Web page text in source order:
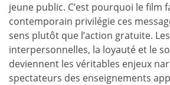
jeune public. C’est pourquoi le film
contemporain privilégie ces
sens plutôt que l’action gratuite.
interpersonnelles, la loyauté et le
deviennent les véritables enjeux
spectateurs des enseignements